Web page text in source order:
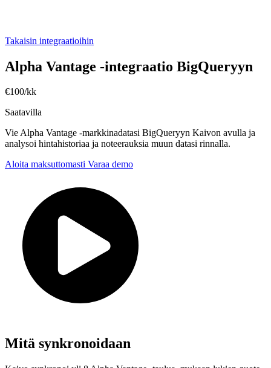
Takaisin integraatioihin
Alpha Vantage -integraatio BigQueryyn
€100/kk
Saatavilla
Vie Alpha Vantage -markkinadatasi BigQueryyn Kaivon avulla ja
analysoi hintahistoriaa ja noteerauksia muun datasi rinnalla.
Aloita maksuttomasti Varaa demo
Mitä synkronoidaan